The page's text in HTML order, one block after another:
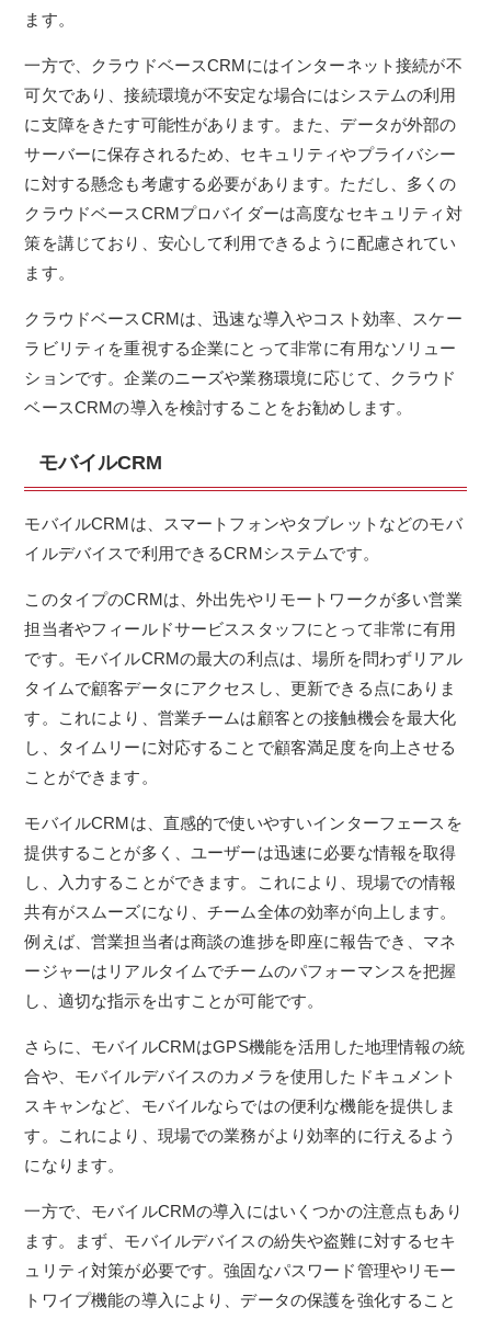
ます。
一方で、クラウドベースCRMにはインターネット接続が不
可欠であり、接続環境が不安定な場合にはシステムの利用
に支障をきたす可能性があります。また、データが外部の
サーバーに保存されるため、セキュリティやプライバシー
に対する懸念も考慮する必要があります。ただし、多くの
クラウドベースCRMプロバイダーは高度なセキュリティ対
策を講じており、安心して利用できるように配慮されてい
ます。
クラウドベースCRMは、迅速な導入やコスト効率、スケー
ラビリティを重視する企業にとって非常に有用なソリュー
ションです。企業のニーズや業務環境に応じて、クラウド
ベースCRMの導入を検討することをお勧めします。
モバイルCRM
モバイルCRMは、スマートフォンやタブレットなどのモバ
イルデバイスで利用できるCRMシステムです。
このタイプのCRMは、外出先やリモートワークが多い営業
担当者やフィールドサービススタッフにとって非常に有用
です。モバイルCRMの最大の利点は、場所を問わずリアル
タイムで顧客データにアクセスし、更新できる点にありま
す。これにより、営業チームは顧客との接触機会を最大化
し、タイムリーに対応することで顧客満足度を向上させる
ことができます。
モバイルCRMは、直感的で使いやすいインターフェースを
提供することが多く、ユーザーは迅速に必要な情報を取得
し、入力することができます。これにより、現場での情報
共有がスムーズになり、チーム全体の効率が向上します。
例えば、営業担当者は商談の進捗を即座に報告でき、マネ
ージャーはリアルタイムでチームのパフォーマンスを把握
し、適切な指示を出すことが可能です。
さらに、モバイルCRMはGPS機能を活用した地理情報の統
合や、モバイルデバイスのカメラを使用したドキュメント
スキャンなど、モバイルならではの便利な機能を提供しま
す。これにより、現場での業務がより効率的に行えるよう
になります。
一方で、モバイルCRMの導入にはいくつかの注意点もあり
ます。まず、モバイルデバイスの紛失や盗難に対するセキ
ュリティ対策が必要です。強固なパスワード管理やリモー
トワイプ機能の導入により、データの保護を強化すること